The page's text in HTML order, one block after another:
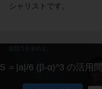
シャリストです。
Ｓ＝|a|/6 (β-α)^3 の活用